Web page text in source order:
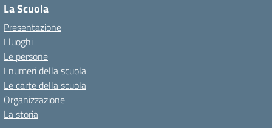
La Scuola
Presentazione
I luoghi
Le persone
I numeri della scuola
Le carte della scuola
Organizzazione
La storia